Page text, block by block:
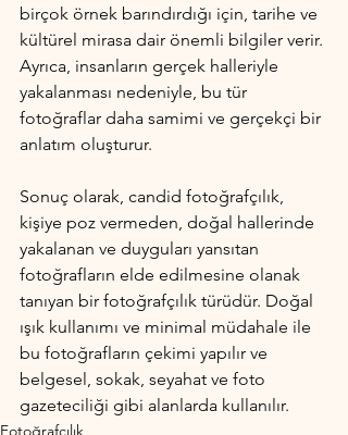
birçok örnek barındırdığı için, tarihe ve
kültürel mirasa dair önemli bilgiler verir.
Ayrıca, insanların gerçek halleriyle
yakalanması nedeniyle, bu tür
fotoğraflar daha samimi ve gerçekçi bir
anlatım oluşturur.
Sonuç olarak, candid fotoğrafçılık,
kişiye poz vermeden, doğal hallerinde
yakalanan ve duyguları yansıtan
fotoğrafların elde edilmesine olanak
tanıyan bir fotoğrafçılık türüdür. Doğal
ışık kullanımı ve minimal müdahale ile
bu fotoğrafların çekimi yapılır ve
belgesel, sokak, seyahat ve foto
gazeteciliği gibi alanlarda kullanılır.
Fotoğrafçılık